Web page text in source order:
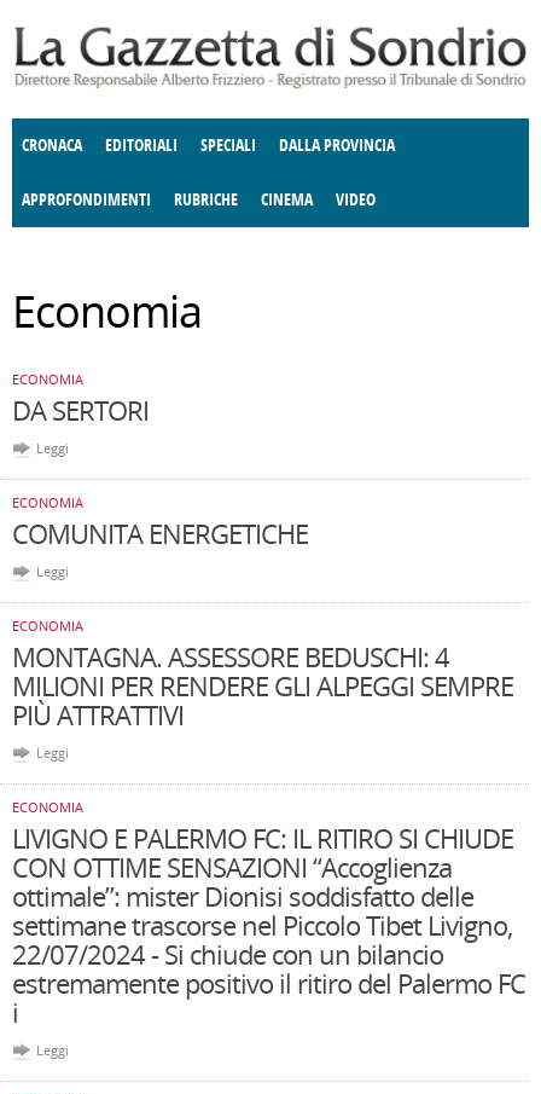
CRONACA EDITORIALI SPECIALI DALLA PROVINCIA
APPROFONDIMENTI
CULTURA E SPETTACOLI POLITICA
RUBRICHE
DELLE IDEE FATTI DELLO SPIRITO
CINEMA VIDEO
Economia
ECONOMIA
DA SERTORI
Leggi
ECONOMIA
COMUNITA ENERGETICHE
Leggi
ECONOMIA
MONTAGNA. ASSESSORE BEDUSCHI: 4
MILIONI PER RENDERE GLI ALPEGGI SEMPRE
PIÙ ATTRATTIVI
Leggi
ECONOMIA
LIVIGNO E PALERMO FC: IL RITIRO SI CHIUDE
CON OTTIME SENSAZIONI “Accoglienza
ottimale”: mister Dionisi soddisfatto delle
settimane trascorse nel Piccolo Tibet Livigno,
22/07/2024 - Si chiude con un bilancio
estremamente positivo il ritiro del Palermo FC
i
Leggi